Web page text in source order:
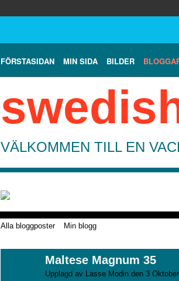
FÖRSTASIDAN MIN SIDA BILDER
VÄLKOMMEN TILL EN
Alla bloggposter Min blogg
Maltese Magnum 35
Upplagd av Lasse Modin den 3